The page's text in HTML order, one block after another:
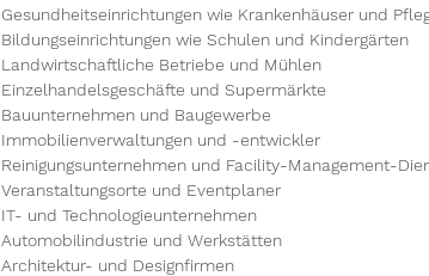
Gesundheitseinrichtungen wie Krankenhäuser und
Bildungseinrichtungen wie Schulen und Kindergärten
Landwirtschaftliche Betriebe und Mühlen
Einzelhandelsgeschäfte und Supermärkte
Bauunternehmen und Baugewerbe
Immobilienverwaltungen und -entwickler
Reinigungsunternehmen und Facility-Management-
Veranstaltungsorte und Eventplaner
IT- und Technologieunternehmen
Automobilindustrie und Werkstätten
Architektur- und Designfirmen